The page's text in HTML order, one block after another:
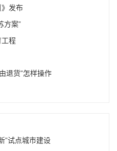
》发布
方案”
程
退货”怎样操作
”试点城市建设